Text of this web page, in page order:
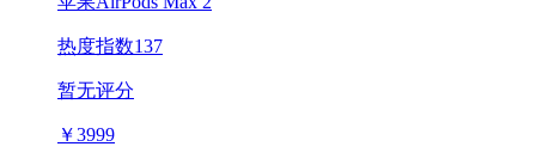
热度指数137
暂无评分
￥3999